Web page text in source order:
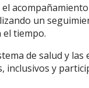
un
tiempo.
de salud y
y